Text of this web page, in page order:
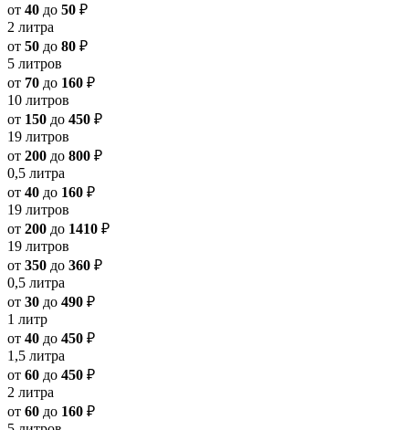
от 40 до 50 ₽
2 литра
от 50 до 80 ₽
5 литров
от 70 до 160 ₽
10 литров
от 150 до 450 ₽
19 литров
от 200 до 800 ₽
0,5 литра
от 40 до 160 ₽
19 литров
от 200 до 1410 ₽
19 литров
от 350 до 360 ₽
0,5 литра
от 30 до 490 ₽
1 литр
от 40 до 450 ₽
1,5 литра
от 60 до 450 ₽
2 литра
от 60 до 160 ₽